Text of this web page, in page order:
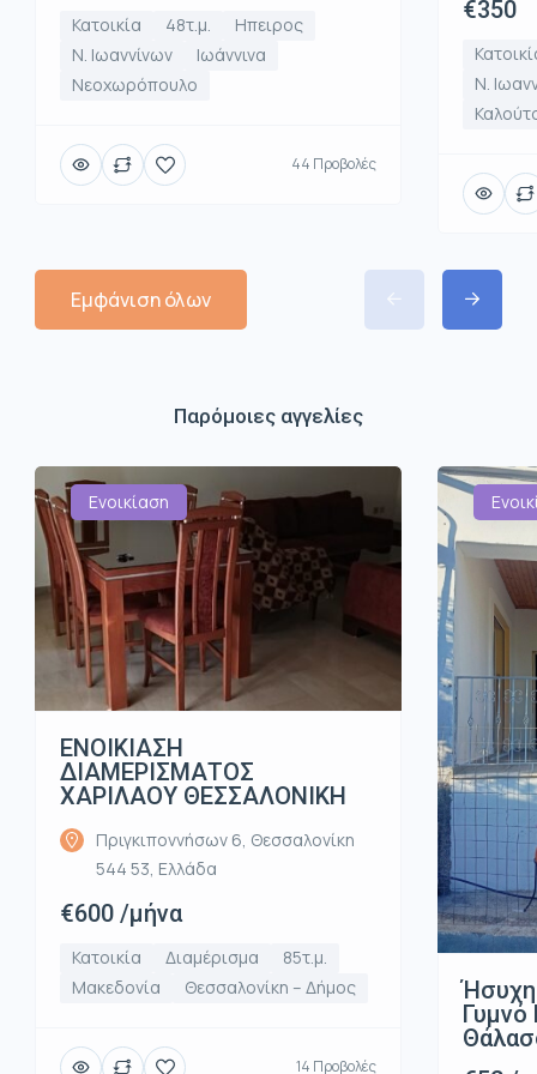
Κατοικία 48τ.μ.
Ηπειρος
Ν. Ιωαννίνων
Ιωάννινα
Νεοχωρόπουλο
44 Προβολές
€350
Ν.
Εμφάνιση όλων
Παρόμοιες αγγελίες
Ενοικίαση
ΕΝΟΙΚΙΑΣΗ
ΔΙΑΜΕΡΙΣΜΑΤΟΣ
ΧΑΡΙΛΑΟΥ ΘΕΣΣΑΛΟΝΙΚΗ
Πριγκιποννήσων 6, Θεσσαλονίκη
544 53, Ελλάδα
€600 /μήνα
Κατοικία Διαμέρισμα
85τ.μ.
Μακεδονία
Θεσσαλονίκη – Δήμος
14 Προβολές
Γυμνό